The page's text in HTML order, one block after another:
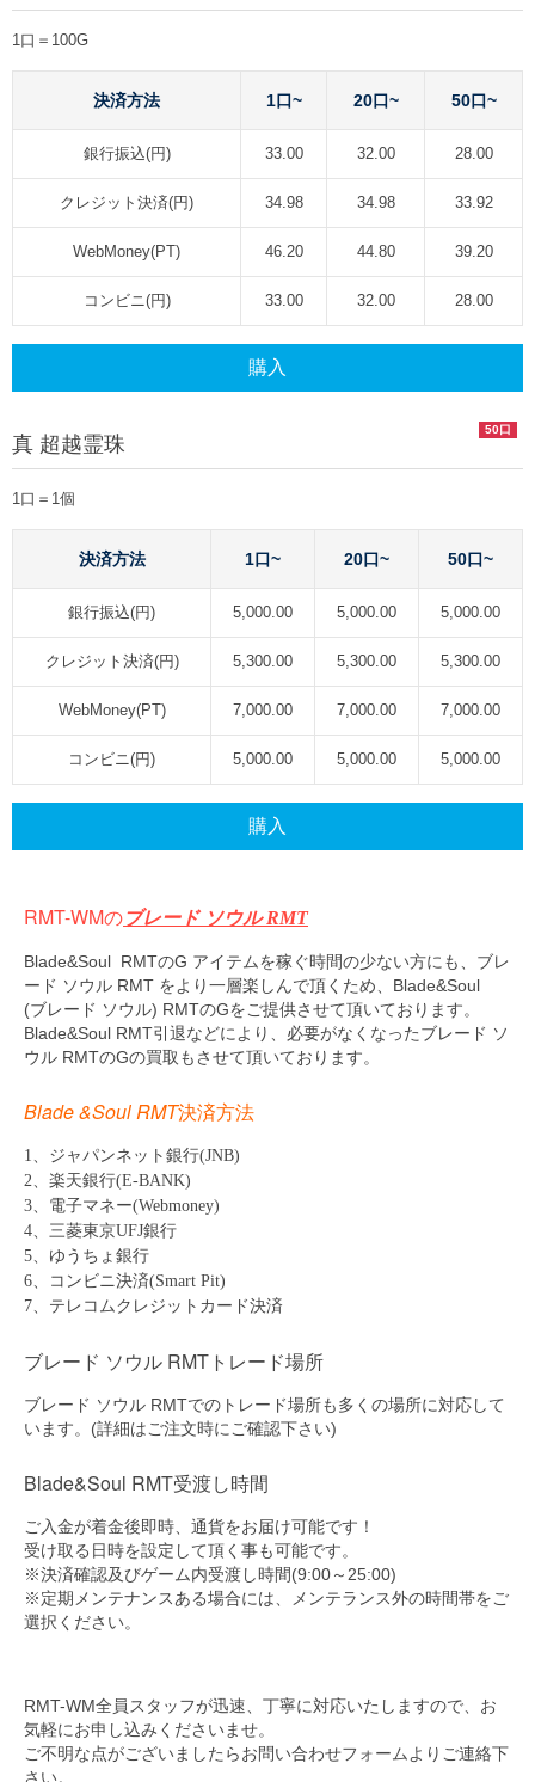
1口＝100G
決済方法 1口~ 20口~ 50口~
銀行振込(円) 33.00 32.00 28.00
クレジット決済(円) 34.98 34.98 33.92
WebMoney(PT) 46.20 44.80 39.20
コンビニ(円) 33.00 32.00 28.00
購入
50口
真 超越霊珠
1口＝1個
決済方法 1口~ 20口~ 50口~
銀行振込(円) 5,000.00 5,000.00 5,000.00
クレジット決済(円) 5,300.00 5,300.00 5,300.00
WebMoney(PT) 7,000.00 7,000.00 7,000.00
コンビニ(円) 5,000.00 5,000.00 5,000.00
購入
RMT-WMのブレード ソウル RMT
Blade&Soul RMTのG アイテムを稼ぐ時間の少ない方にも、ブレ
ード ソウル RMT をより一層楽しんで頂くため、Blade&Soul
(ブレード ソウル) RMTのGをご提供させて頂いております。
Blade&Soul RMT引退などにより、必要がなくなったブレード ソ
ウル RMTのGの買取もさせて頂いております。
Blade &Soul RMT決済方法
1、ジャパンネット銀行(JNB)
2、楽天銀行(E-BANK)
3、電子マネー(Webmoney)
4、三菱東京UFJ銀行
5、ゆうちょ銀行
6、コンビニ決済(Smart Pit)
7、テレコムクレジットカード決済
ブレード ソウル RMTトレード場所
ブレード ソウル RMTでのトレード場所も多くの場所に対応して
います。(詳細はご注文時にご確認下さい)
Blade&Soul RMT受渡し時間
ご入金が着金後即時、通貨をお届け可能です！
受け取る日時を設定して頂く事も可能です。
※決済確認及びゲーム内受渡し時間(9:00～25:00)
※定期メンテナンスある場合には、メンテランス外の時間帯をご
選択ください。
RMT-WM全員スタッフが迅速、丁寧に対応いたしますので、お
気軽にお申し込みくださいませ。
ご不明な点がございましたらお問い合わせフォームよりご連絡下
さい。